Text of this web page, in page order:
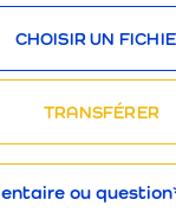
CHOISIR UN